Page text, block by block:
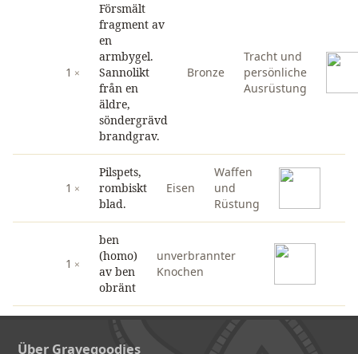
1
Försmält
fragment av
en
armbygel.
Sannolikt
från en
äldre,
söndergrävd
brandgrav.
Bronze
Tracht und
persönliche
Ausrüstung
1
Pilspets,
rombiskt
blad.
Eisen
Waffen
und
Rüstung
1
ben
(homo)
av ben
obränt
unverbrannter
Knochen
Über Gravegoodies